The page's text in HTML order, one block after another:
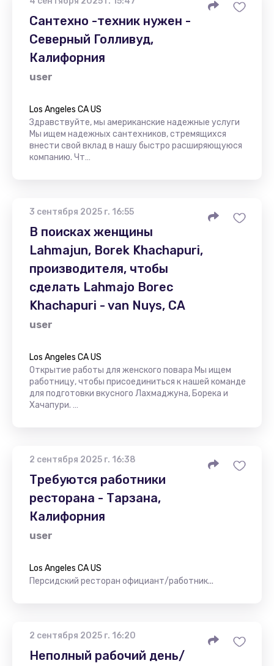
Сантехно -техник нужен -
Северный Голливуд,
Калифорния
user
Los Angeles CA US
Здравствуйте, мы американские надежные услуги
Мы ищем надежных сантехников, стремящихся
внести свой вклад в нашу быстро расширяющуюся
компанию. Чт…
3 сентября 2025 г. 16:55
В поисках женщины
Lahmajun, Borek Khachapuri,
производителя, чтобы
сделать Lahmajo Borec
Khachapuri - van Nuys, CA
user
Los Angeles CA US
Открытие работы для женского повара Мы ищем
работницу, чтобы присоединиться к нашей команде
для подготовки вкусного Лахмаджуна, Борека и
Хачапури. …
2 сентября 2025 г. 16:38
Требуются работники
ресторана - Тарзана,
Калифорния
user
Los Angeles CA US
Персидский ресторан официант/работник...
2 сентября 2025 г. 16:20
Неполный рабочий день/